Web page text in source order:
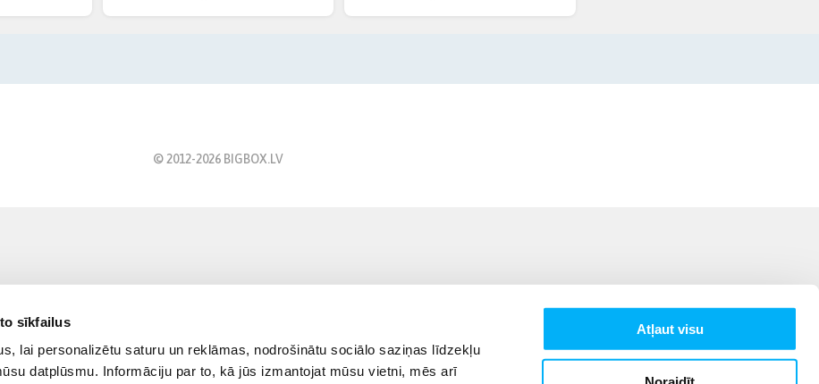
sīkfailus
lai personalizētu saturu un reklāmas, nodrošinātu sociālo saziņas līdzekļu
datplūsmu. Informāciju par to, kā jūs izmantojat mūsu vietni, mēs arī
Atļaut visu
© 2012-2026 BIGBOX.LV